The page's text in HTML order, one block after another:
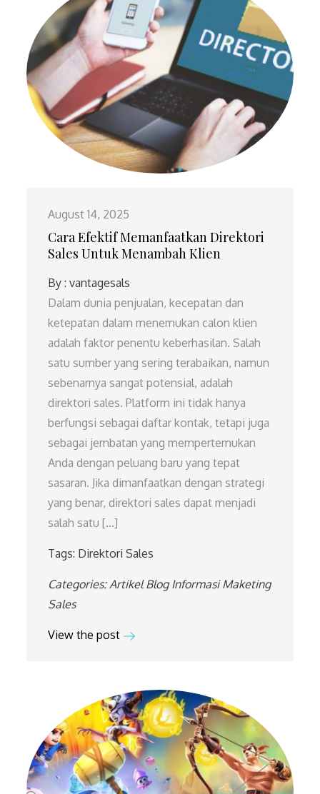
August 14, 2025
Cara Efektif Memanfaatkan Direktori
Sales Untuk Menambah Klien
By :vantagesals
Dalam dunia penjualan, kecepatan dan
ketepatan dalam menemukan calon klien
adalah faktor penentu keberhasilan. Salah
satu sumber yang sering terabaikan, namun
sebenarnya sangat potensial, adalah
direktori sales. Platform ini tidak hanya
berfungsi sebagai daftar kontak, tetapi juga
sebagai jembatan yang mempertemukan
Anda dengan peluang baru yang tepat
sasaran. Jika dimanfaatkan dengan strategi
yang benar, direktori sales dapat menjadi
salah satu […]
Tags: Direktori Sales
Categories:Artikel Blog Informasi Maketing
Sales
View the post